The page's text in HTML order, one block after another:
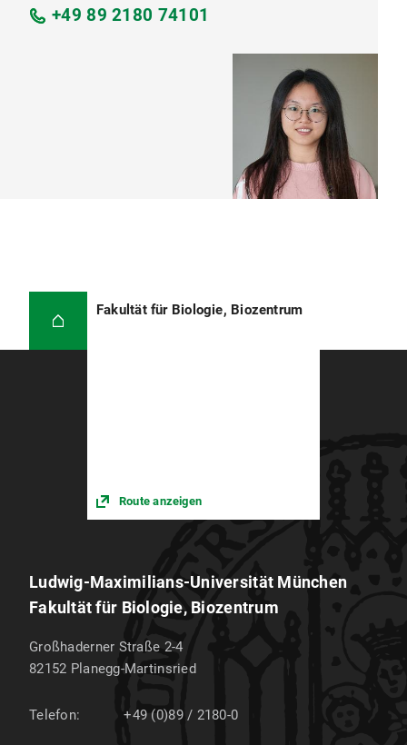
+49 89 2180 74101
Fakultät für Biologie, Biozentrum
Route anzeigen
Ludwig-Maximilians-Universität München
Fakultät für Biologie, Biozentrum
Großhaderner Straße 2-4
82152 Planegg-Martinsried
Telefon: +49 (0)89 / 2180-0